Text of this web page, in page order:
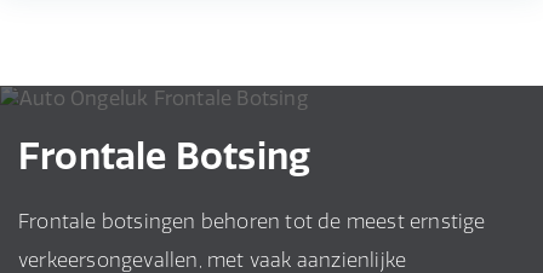
Frontale Botsing
Frontale botsingen behoren tot de meest ernstige
verkeersongevallen, met vaak aanzienlijke